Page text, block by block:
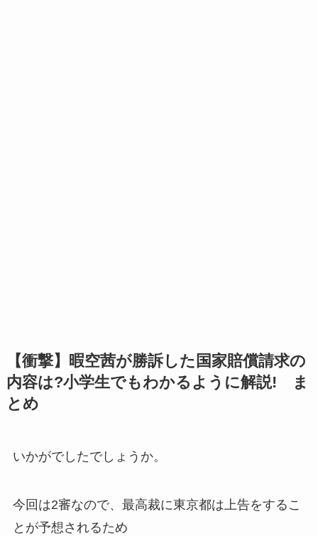
【衝撃】暇空茜が勝訴した国家賠償請求の
内容は?小学生でもわかるように解説! ま
とめ
いかがでしたでしょうか。
今回は2審なので、最高裁に東京都は上告をするこ
とが予想されるため